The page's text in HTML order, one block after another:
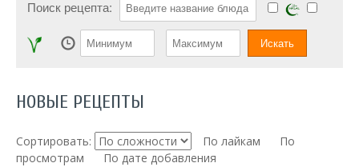
Поиск рецепта:
НОВЫЕ РЕЦЕПТЫ
Сортировать: По лайкам
По
просмотрам
По дате добавления